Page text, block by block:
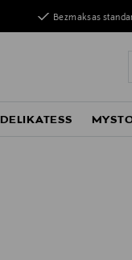
Bezmaksas
DELIKATESS